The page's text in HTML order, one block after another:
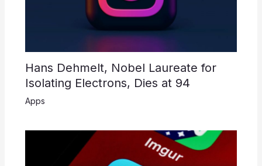
Hans Dehmelt, Nobel Laureate for
Isolating Electrons, Dies at 94
Apps